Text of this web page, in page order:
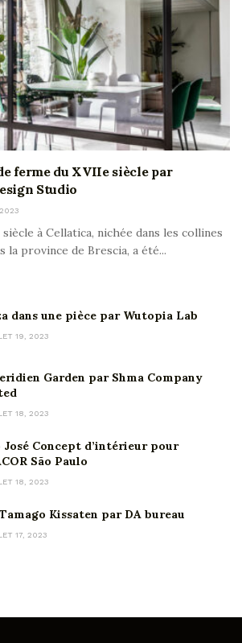
ferme du XVIIe siècle par
Studio
à Cellatica, nichée dans les collines
la province de Brescia, a été...
dans une pièce par Wutopia Lab
19, 2023
Garden par Shma Company
18, 2023
José Concept d’intérieur pour
São Paulo
18, 2023
Kissaten par DA bureau
17, 2023